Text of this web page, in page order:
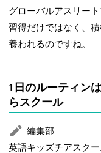
グローバルアスリー
習得だけではなく、
養われるのですね。
1日のルーティン
らスクール
編集部
英語キッズチアスク